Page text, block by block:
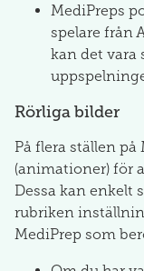
MediPreps
spelare från
kan det vara
Rörliga bilder
På flera ställen
(animationer) för
Dessa kan enkelt
rubriken
MediPrep som